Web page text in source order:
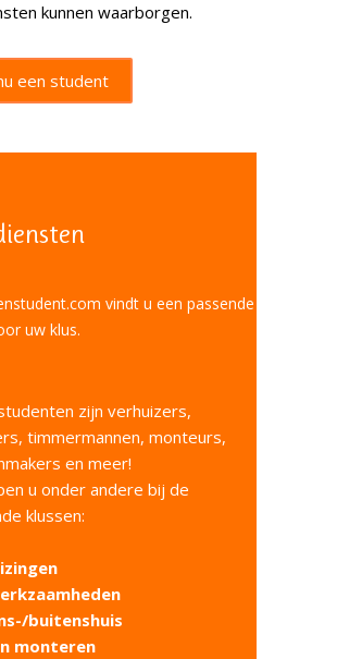
kunnen waarborgen.
een student
vindt u een passende
uw klus.
zijn verhuizers,
timmermannen, monteurs,
en meer!
u onder andere bij de
klussen:
buitenshuis
monteren